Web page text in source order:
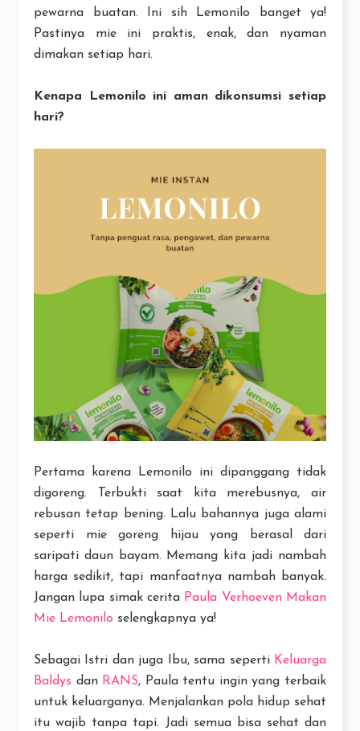
pewarna buatan. Ini sih Lemonilo banget ya!
Pastinya mie ini praktis, enak, dan nyaman
dimakan setiap hari.
Kenapa Lemonilo ini aman dikonsumsi setiap
hari?
Pertama karena Lemonilo ini dipanggang tidak
digoreng. Terbukti saat kita merebusnya, air
rebusan tetap bening. Lalu bahannya juga alami
seperti mie goreng hijau yang berasal dari
saripati daun bayam. Memang kita jadi nambah
harga sedikit, tapi manfaatnya nambah banyak.
Jangan lupa simak cerita Paula Verhoeven Makan
Mie Lemonilo selengkapnya ya!
Sebagai Istri dan juga Ibu, sama seperti Keluarga
Baldys dan RANS, Paula tentu ingin yang terbaik
untuk keluarganya. Menjalankan pola hidup sehat
itu wajib tanpa tapi. Jadi semua bisa sehat dan